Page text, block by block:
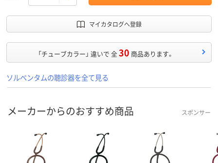
マイカタログへ登録
「チューブカラー」 違いで 全30 商品あります。
ソルベンタムの聴診器を全て見る
メーカーからのおすすめ商品 スポンサー